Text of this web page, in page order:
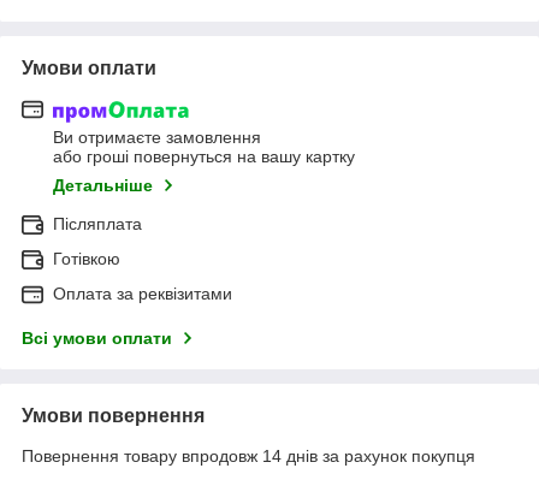
Умови оплати
Ви отримаєте замовлення
або гроші повернуться на вашу картку
Детальніше
Післяплата
Готівкою
Оплата за реквізитами
Всі умови оплати
Умови повернення
Повернення товару впродовж 14 днів за рахунок покупця